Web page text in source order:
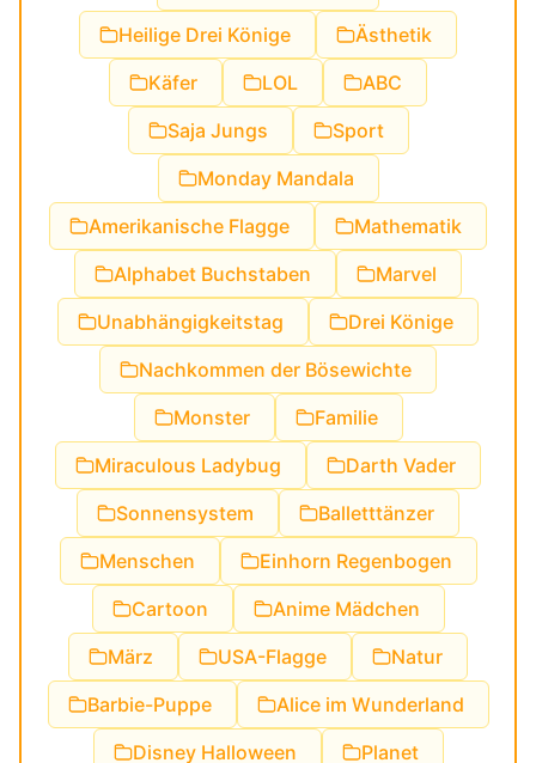
Heilige Drei Könige
Ästhetik
Käfer
LOL
ABC
Saja Jungs
Sport
Monday Mandala
Amerikanische Flagge
Mathematik
Alphabet Buchstaben
Marvel
Unabhängigkeitstag
Drei Könige
Nachkommen der Bösewichte
Monster
Familie
Miraculous Ladybug
Darth Vader
Sonnensystem
Balletttänzer
Menschen
Einhorn Regenbogen
Cartoon
Anime Mädchen
März
USA-Flagge
Natur
Barbie-Puppe
Alice im Wunderland
Disney Halloween
Planet